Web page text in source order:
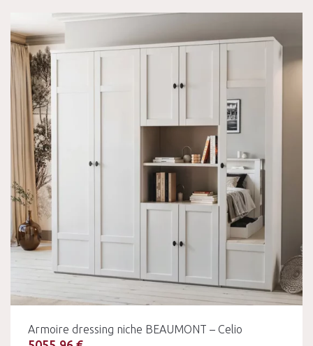
Armoire dressing niche BEAUMONT – Celio